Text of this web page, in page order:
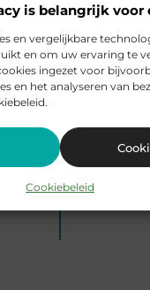
is belangrijk voor
en vergelijkbare
en om uw ervaring te
ingezet voor
en het analyseren van
Cookiebeleid
het zorgvuldig